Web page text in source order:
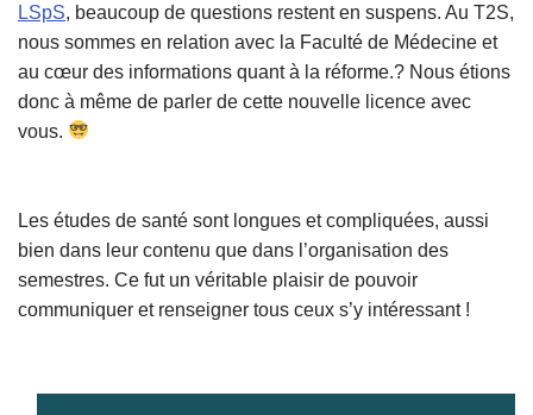
LSpS, beaucoup de questions restent en suspens. Au T2S,
nous sommes en relation avec la Faculté de Médecine et
au cœur des informations quant à la réforme.? Nous étions
donc à même de parler de cette nouvelle licence avec
vous.
Les études de santé sont longues et compliquées, aussi
bien dans leur contenu que dans l’organisation des
semestres. Ce fut un véritable plaisir de pouvoir
communiquer et renseigner tous ceux s’y intéressant !